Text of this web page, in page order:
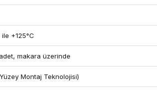
+125°C
makara üzerinde
Montaj Teknolojisi)